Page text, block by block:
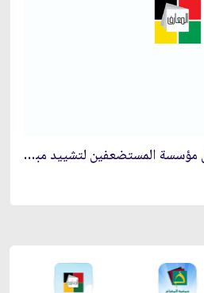
الموضوع: استخدام أموال مؤسسة المستضعفين لتشييد مبنى التعليم الاسلامي للبنات‏